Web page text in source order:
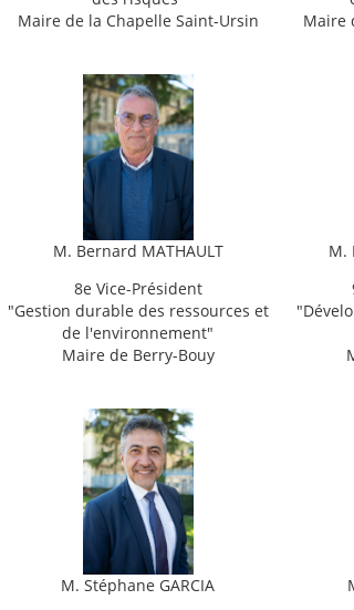
Maire de la Chapelle Saint-Ursin
Maire
M. Bernard MATHAULT
M.
8e Vice-Président
"Gestion durable des ressources et
de l'environnement"
Maire de Berry-Bouy
"
M. Stéphane GARCIA